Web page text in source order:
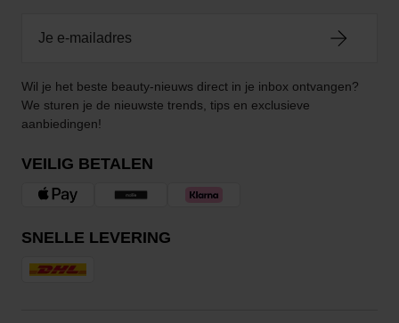
Wil je het beste beauty-nieuws direct in je inbox ontvangen?
We sturen je de nieuwste trends, tips en exclusieve
aanbiedingen!
VEILIG BETALEN
SNELLE LEVERING